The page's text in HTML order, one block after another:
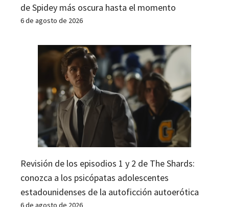
de Spidey más oscura hasta el momento
6 de agosto de 2026
Revisión de los episodios 1 y 2 de The Shards:
conozca a los psicópatas adolescentes
estadounidenses de la autoficción autoerótica
6 de agosto de 2026